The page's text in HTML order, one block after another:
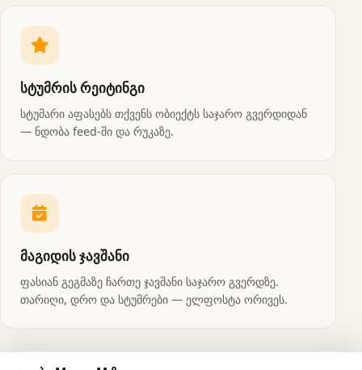
სტუმრის რეიტინგი
სტუმარი აფასებს თქვენს ობიექტს საჯარო გვერდიდან
— ნდობა feed-ში და რუკაზე.
მაგიდის ჯავშანი
ფასიან გეგმაზე ჩართე ჯავშანი საჯარო გვერდზე.
თარიღი, დრო და სტუმრები — ელფოსტა ორივეს.